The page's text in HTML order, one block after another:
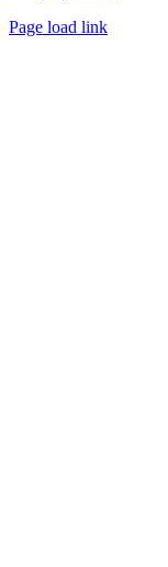
Page load link